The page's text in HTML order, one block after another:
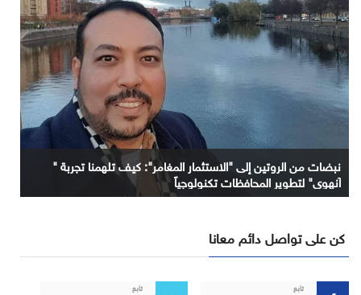
نبضات من الروتين إلى "الاستثمار المغامر": كيف تلهمنا تجربة "
آنهوي" لتطوير المحافظات تكنولوجياً
كن على تواصل دائم معانا
تابع تابع